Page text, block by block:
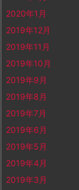
2020年1月
2019年12月
2019年11月
2019年10月
2019年9月
2019年8月
2019年7月
2019年6月
2019年5月
2019年4月
2019年3月